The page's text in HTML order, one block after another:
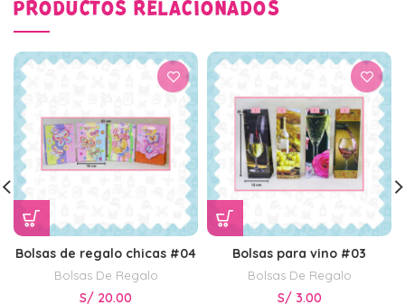
PRODUCTOS RELACIONADOS
Bolsas de regalo chicas #04
Bolsas De Regalo
S/ 20.00
Bolsas para vino #03
Bolsas De Regalo
S/ 3.00